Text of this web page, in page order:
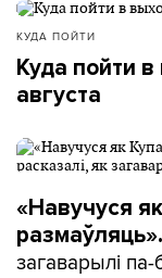
КУДА ПОЙТИ
Куда пойти
августа
«Навучуся
размаўляць».
загаварылі